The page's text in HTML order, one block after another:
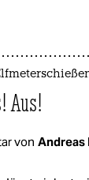
Aus!
von Andreas